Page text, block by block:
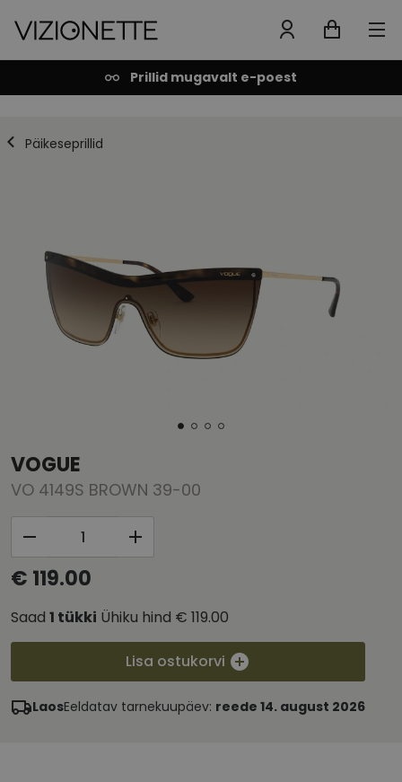
Prillid mugavalt e-poest
Päikeseprillid
VOGUE
VO 4149S BROWN 39-00
€ 119.00
Saad 1 tükki Ühiku hind € 119.00
Lisa ostukorvi
LaosEeldatav tarnekuupäev: reede 14. august 2026